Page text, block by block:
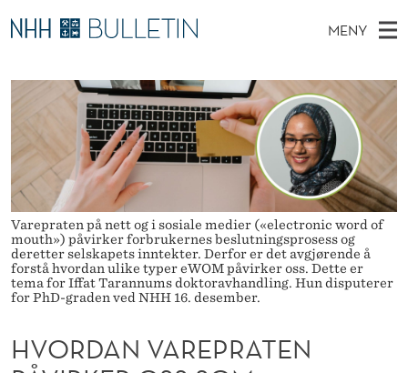
H
V
O
D
A
N
V
A
E
MENY
O
V
D
M
E
N
Y
Ø
I
T
T
E
D
E
T
Stipendiater og nye forskerprofiler
Disputaser
Ekspertutvalg
Om Bulletin
Varepraten på nett og i sosiale medier («electronic word of
mouth») påvirker forbrukernes beslutningsprosess og
deretter selskapets inntekter. Derfor er det avgjørende å
forstå hvordan ulike typer eWOM påvirker oss. Dette er
tema for Iffat Tarannums doktoravhandling. Hun disputerer
for PhD-graden ved NHH 16. desember.
HVORDAN VAREPRATEN